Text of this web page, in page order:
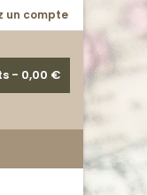
un compte
- 0,00 €